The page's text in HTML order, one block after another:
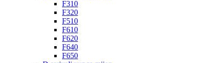
F310
F320
F510
F610
F620
F640
F650